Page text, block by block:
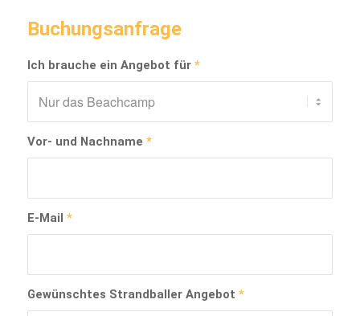
Buchungsanfrage
Ich brauche ein Angebot für *
Vor- und Nachname *
E-Mail *
Gewünschtes Strandballer Angebot *